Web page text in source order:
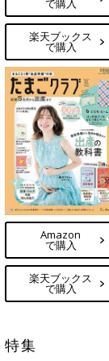
で購入
楽天ブックス
で購入
Amazon
で購入
楽天ブックス
で購入
特集